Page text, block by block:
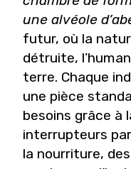
une alvéole
futur, où la
détruite,
terre. Chaque
une pièce
besoins grâce à
interrupteurs
la nourriture,